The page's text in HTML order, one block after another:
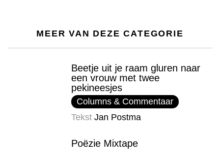
MEER VAN DEZE CATEGORIE
Beetje uit je raam gluren naar
een vrouw met twee
pekineesjes
Columns & Commentaar
Tekst Jan Postma
Poëzie Mixtape